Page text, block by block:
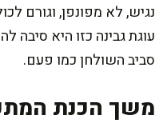
נגיש, לא מפונפן, וגורם
עוגת גבינה כזו היא סיבה
סביב השולחן כמו פעם.
משך הכנת